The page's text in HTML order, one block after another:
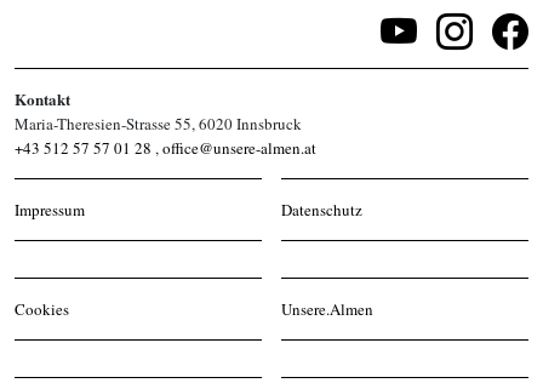
Kontakt
Maria-Theresien-Strasse 55, 6020 Innsbruck
+43 512 57 57 01 28 ,office@unsere-almen.at
Impressum Datenschutz
Cookies Unsere.Almen